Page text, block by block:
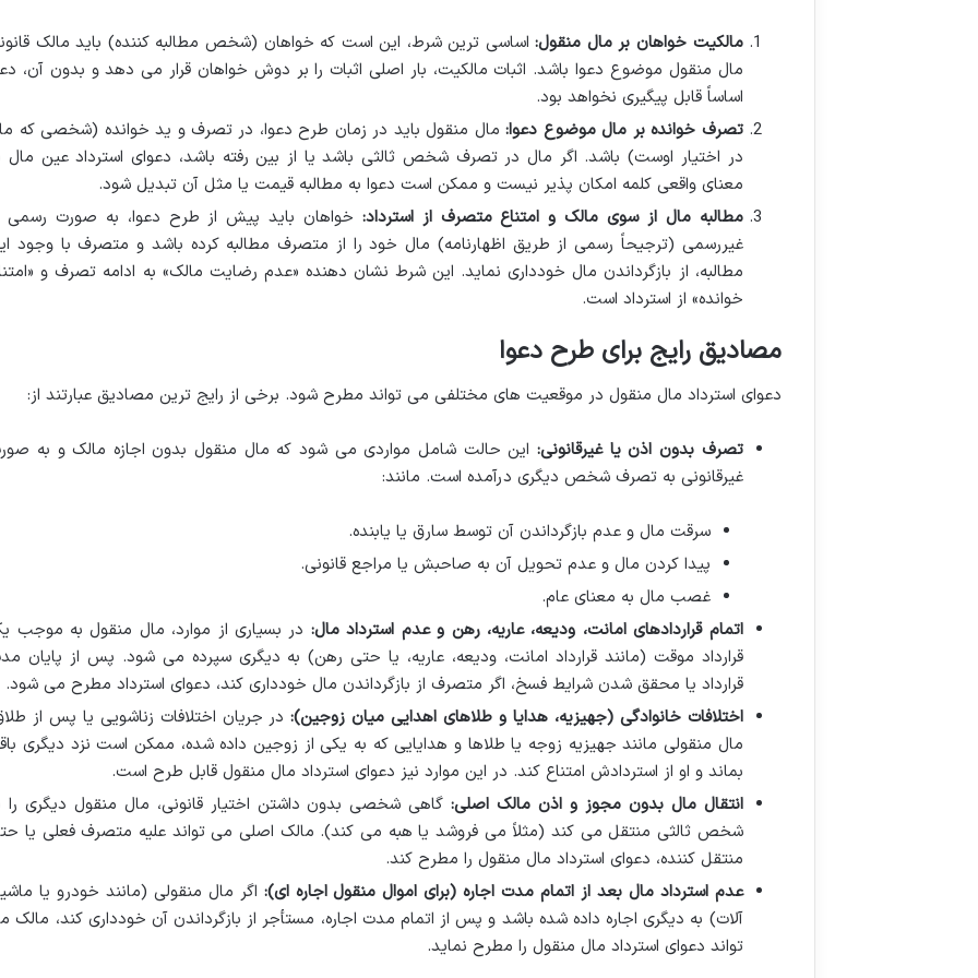
مالکیت خواهان بر مال منقول:اساسی ترین شرط، این است که خواهان (شخص مطالبه کننده) باید مالک
مال منقول موضوع دعوا باشد. اثبات مالکیت، بار اصلی اثبات را بر دوش خواهان قرار می دهد و بدون آن،
اساساً قابل پیگیری نخواهد بود.
تصرف خوانده بر مال موضوع دعوا:مال منقول باید در زمان طرح دعوا، در تصرف و ید خوانده (شخصی که
در اختیار اوست) باشد. اگر مال در تصرف شخص ثالثی باشد یا از بین رفته باشد، دعوای استرداد عین مال
معنای واقعی کلمه امکان پذیر نیست و ممکن است دعوا به مطالبه قیمت یا مثل آن تبدیل شود.
مطالبه مال از سوی مالک و امتناع متصرف از استرداد: خواهان باید پیش از طرح دعوا، به صورت رسمی
غیررسمی (ترجیحاً رسمی از طریق اظهارنامه) مال خود را از متصرف مطالبه کرده باشد و متصرف با وجود
مطالبه، از بازگرداندن مال خودداری نماید. این شرط نشان دهنده «عدم رضایت مالک» به ادامه تصرف و
خوانده» از استرداد است.
مصادیق رایج برای طرح دعوا
دعوای استرداد مال منقول در موقعیت های مختلفی می تواند مطرح شود. برخی از رایج ترین مصادیق عبارتند از:
تصرف بدون اذن یا غیرقانونی: این حالت شامل مواردی می شود که مال منقول بدون اجازه مالک و به
غیرقانونی به تصرف شخص دیگری درآمده است. مانند:
سرقت مال و عدم بازگرداندن آن توسط سارق یا یابنده.
پیدا کردن مال و عدم تحویل آن به صاحبش یا مراجع قانونی.
غصب مال به معنای عام.
اتمام قراردادهای امانت، ودیعه، عاریه، رهن و عدم استرداد مال: در بسیاری از موارد، مال منقول به موجب
قرارداد موقت (مانند قرارداد امانت، ودیعه، عاریه، یا حتی رهن) به دیگری سپرده می شود. پس از پایان
قرارداد یا محقق شدن شرایط فسخ، اگر متصرف از بازگرداندن مال خودداری کند، دعوای استرداد مطرح می شود.
اختلافات خانوادگی (جهیزیه، هدایا و طلاهای اهدایی میان زوجین):در جریان اختلافات زناشویی یا پس از
مال منقولی مانند جهیزیه زوجه یا طلاها و هدایایی که به یکی از زوجین داده شده، ممکن است نزد دیگری
بماند و او از استردادش امتناع کند. در این موارد نیز دعوای استرداد مال منقول قابل طرح است.
انتقال مال بدون مجوز و اذن مالک اصلی:گاهی شخصی بدون داشتن اختیار قانونی، مال منقول دیگری را
شخص ثالثی منتقل می کند (مثلاً می فروشد یا هبه می کند). مالک اصلی می تواند علیه متصرف فعلی یا
منتقل کننده، دعوای استرداد مال منقول را مطرح کند.
عدم استرداد مال بعد از اتمام مدت اجاره (برای اموال منقول اجاره ای): اگر مال منقولی (مانند خودرو یا
آلات) به دیگری اجاره داده شده باشد و پس از اتمام مدت اجاره، مستأجر از بازگرداندن آن خودداری کند، مالک
تواند دعوای استرداد مال منقول را مطرح نماید.